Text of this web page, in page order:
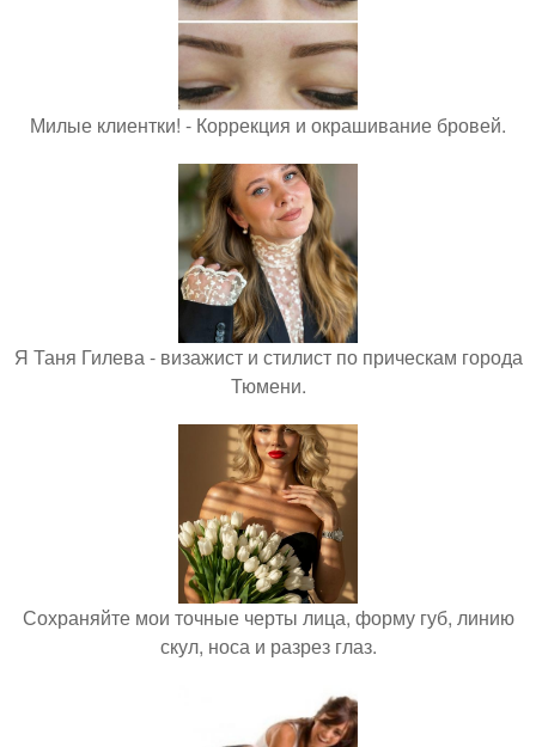
Милые клиентки! - Коррекция и окрашивание бровей.
Я Таня Гилева - визажист и стилист по прическам города
Тюмени.
Сохраняйте мои точные черты лица, форму губ, линию
скул, носа и разрез глаз.